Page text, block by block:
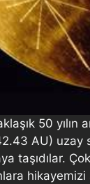
50 yılın
AU) uzay
taşıdılar.
hikayemizi